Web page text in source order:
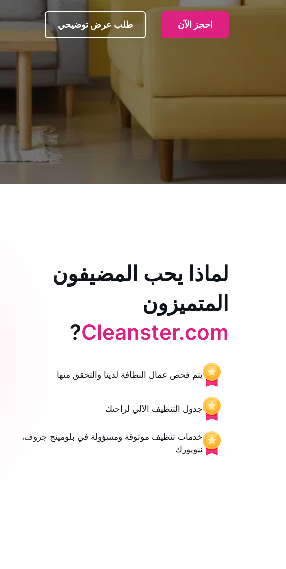
احجز الآن طلب عرض توضيحي
لماذا يحب المضيفون
المتميزون
Cleanster.com
?
يتم فحص عمال النظافة لدينا والتحقق منها
جدول التنظيف الآلي لراحتك
خدمات تنظيف موثوقة ومسؤولة في بلومينج جروف،
نيويورك